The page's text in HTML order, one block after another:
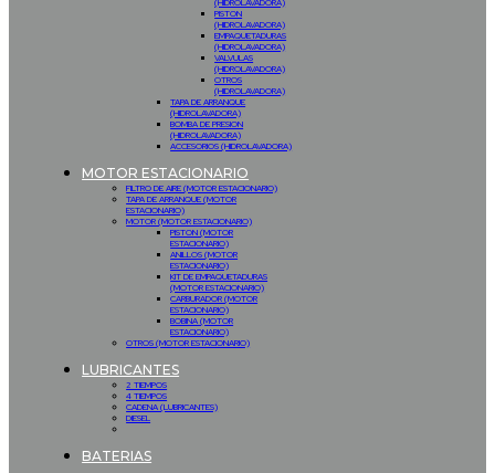
(HIDROLAVADORA)
PISTON
(HIDROLAVADORA)
EMPAQUETADURAS
(HIDROLAVADORA)
VALVULAS
(HIDROLAVADORA)
OTROS
(HIDROLAVADORA)
TAPA DE ARRANQUE
(HIDROLAVADORA)
BOMBA DE PRESION
(HIDROLAVADORA)
ACCESORIOS (HIDROLAVADORA)
MOTOR ESTACIONARIO
FILTRO DE AIRE (MOTOR ESTACIONARIO)
TAPA DE ARRANQUE (MOTOR
ESTACIONARIO)
MOTOR (MOTOR ESTACIONARIO)
PISTON (MOTOR
ESTACIONARIO)
ANILLOS (MOTOR
ESTACIONARIO)
KIT DE EMPAQUETADURAS
(MOTOR ESTACIONARIO)
CARBURADOR (MOTOR
ESTACIONARIO)
BOBINA (MOTOR
ESTACIONARIO)
OTROS (MOTOR ESTACIONARIO)
LUBRICANTES
2 TIEMPOS
4 TIEMPOS
CADENA (LUBRICANTES)
DIESEL
BATERIAS